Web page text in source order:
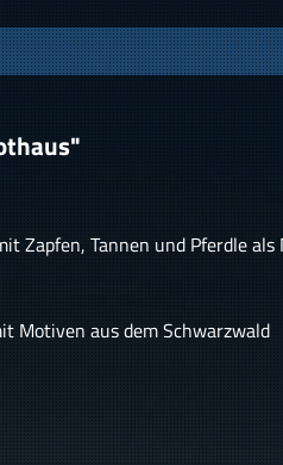
Zapfen, Tannen und Pferdle als
Motiven aus dem Schwarzwald